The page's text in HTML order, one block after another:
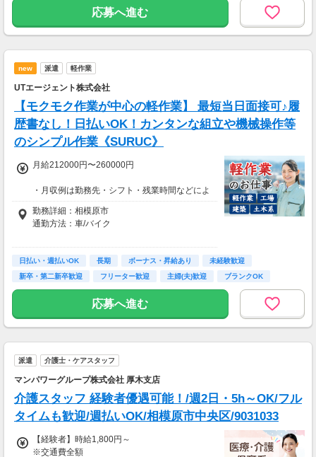
ご都合にあわせてルートや個数は調整可能！
※1日2万円保証の案件もあり！
＊現金手渡し・日払いご相談OK
＊前払い制度あり（稼働分のみ）
【日収例】
売上2万1600円（1個160円×135個）×90％=約
1万9000円
売上65万2800円(1個160円×170個×24日)×90％
※上記は一例です。
応募へ進む
new 派遣 軽作業
UTエージェント株式会社
【モクモク作業が中心の軽作業】 最短当日面接可♪履
歴書なし！日払いOK！カンタンな組立や機械操作等
のシンプル作業《SURUC》
月給212000円〜260000円
・月収例は勤務先・シフト・残業時間などによ
り変動します
・各種手当あり（残業手当、休出手当、深夜勤
務がある場合は深夜手当 など）
■日払い制度（新制度）※規定あり
・最短5分で働いた分の給与を口座受取可能
・スマホからカンタン申請
・1,000円単位で利用可能
■交通費 上限30,000円まで支給 ※会社規定有
り
勤務詳細：相模原市
通勤方法：車/バイク
※構内の（無料）駐車場利用OK
※募集の勤務地は面接地の一例です。
ご希望の地域や条件などを伺いながらあなた
に合ったお仕事をご紹介します！
日払い・週払いOK 長期 ボーナス・昇給あり
未経験歓迎
新卒・第二新卒歓迎
フリーター歓迎 主婦(夫)歓迎
ブランクOK
学歴不問
応募へ進む
派遣 介護士・ケアスタッフ
マンパワーグループ株式会社 厚木支店
介護スタッフ 経験者優遇可能！/週2日・5h～OK/フル
タイムも歓迎/週払いOK/相模原市中央区/9031033
【経験者】時給1,800円～
※交通費全額